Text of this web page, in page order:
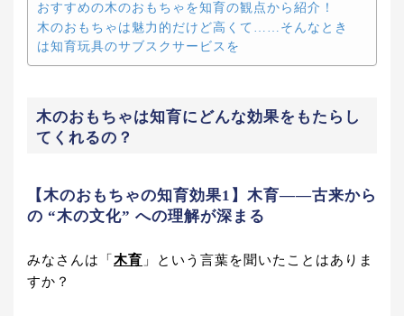
おすすめの木のおもちゃを知育の観点から紹介！
木のおもちゃは魅力的だけど高くて……そんなとき
は知育玩具のサブスクサービスを
木のおもちゃは知育にどんな効果をもたらし
てくれるの？
【木のおもちゃの知育効果1】木育――古来から
の “木の文化” への理解が深まる
みなさんは「 木育 」という言葉を聞いたことはありま
すか？